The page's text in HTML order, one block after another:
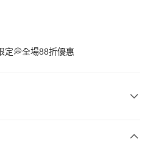
定💭全場88折優惠